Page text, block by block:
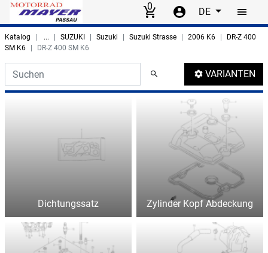
Skip to main content
0 DE
Katalog ... SUZUKI Suzuki Suzuki Strasse 2006 K6
DR-Z 400
SM K6
DR-Z 400 SM K6
Search thumbnails VARIANTEN
Dichtungssatz Zylinder Kopf Abdeckung